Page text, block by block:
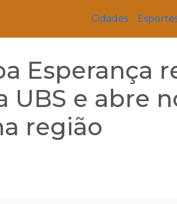
Cidades
Esperança
UBS e abre
região